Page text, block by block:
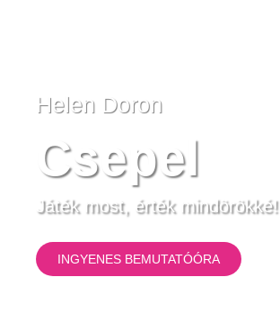
Helen Doron
Csepel
Játék most, érték mindörökké!
INGYENES BEMUTATÓÓRA